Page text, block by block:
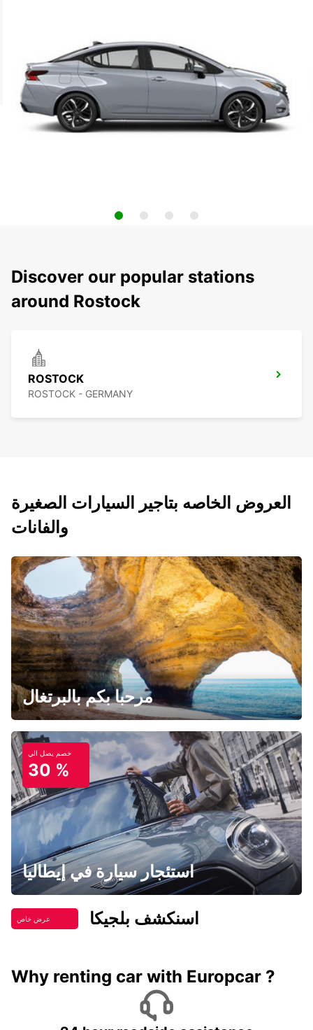
Discover our popular stations
around Rostock
ROSTOCK
ROSTOCK - GERMANY
العروض الخاصه بتاجير السيارات الصغيرة
والفانات
مرحبا بكم بالبرتغال
خصم يصل الي
30 %
استئجار سيارة في إيطاليا
عرض خاص اسنكشف بلجيكا
Why renting car with Europcar ?